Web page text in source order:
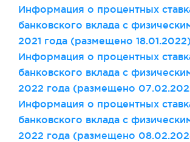
Информация о процентных
банковского вклада с
2021 года (размещено 18.01.2022)
Информация о процентных
банковского вклада с
2022 года (размещено
Информация о процентных
банковского вклада с
2022 года (размещено